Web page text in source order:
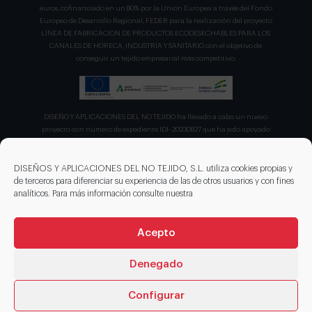
DISEÑOS Y APLICACIONES DEL NO TEJIDO, S.L. utiliza cookies propias y
de terceros para diferenciar su experiencia de las de otros usuarios y con fines
analíticos. Para más información consulte nuestra
Acepto
Denegado
Configurar
euros, cofinanciado en un 80% por la Unión Europea a través del Fondo
Europeo de Desarrollo Regional, FEDER para la realización del proyecto
LÍNEA DE FABRICACION DE PRODUCTOS ECODESECHABLES PARA LOS
CANALES DE HORECA, INDUSTRIA Y SANITARIO con el objetivo de
conseguir un tejido empresarial más competitivo.
DISEÑO Y APLICACIONES DEL NO TEJIDO ha llevado a cabo un nuevo
proyecto con número de expediente IDI- 20230827 que ha sido apoyado
nuevas tecnologías de manipulación e impresión de materiales
sostenibles para favorecer el ecodiseño en el ámbito del packaging"
recibiendo en concepto de ayuda parcialmente reembolsable un 75%